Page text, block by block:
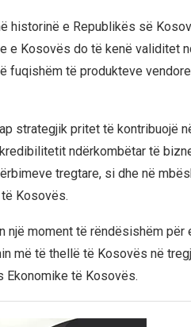
historinë e Republikës së
e Kosovës do të kenë validitet
fuqishëm të produkteve
strategjik pritet të kontribuojë
ndërkombëtar të
tregtare, si dhe në
Kosovës.
një moment të rëndësishëm
më të thellë të Kosovës në
Ekonomike të Kosovës.